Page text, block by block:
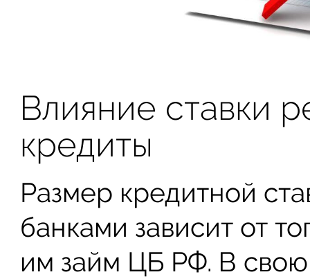
Влияние ставки
кредиты
Размер кредитной
банками зависит от
им займ ЦБ РФ. В свою